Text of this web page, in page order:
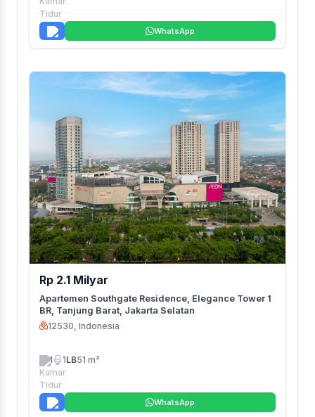
WhatsApp
Rp 2.1 Milyar
Apartemen Southgate Residence, Elegance Tower 1
BR, Tanjung Barat, Jakarta Selatan
12530, Indonesia
1 1LB51 m²
WhatsApp